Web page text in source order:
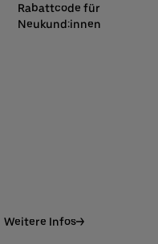
Rabattcode für
Neukund:innen
Weitere Infos